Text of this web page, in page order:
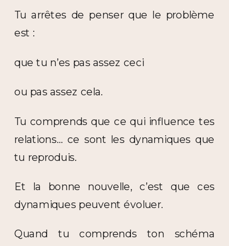
Tu arrêtes de penser que le problème
est :
que tu n’es pas assez ceci
ou pas assez cela.
Tu comprends que ce qui influence tes
relations… ce sont les dynamiques que
tu reproduis.
Et la bonne nouvelle, c’est que ces
dynamiques peuvent évoluer.
Quand tu comprends ton schéma